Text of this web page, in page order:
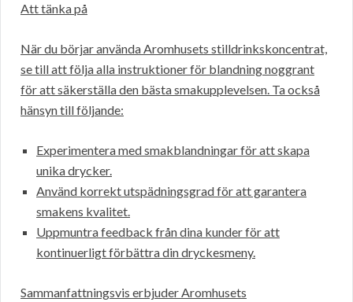
Att tänka på
När du börjar använda Aromhusets stilldrinkskoncentrat,
se till att följa alla instruktioner för blandning noggrant
för att säkerställa den bästa smakupplevelsen. Ta också
hänsyn till följande:
Experimentera med smakblandningar för att skapa
unika drycker.
Använd korrekt utspädningsgrad för att garantera
smakens kvalitet.
Uppmuntra feedback från dina kunder för att
kontinuerligt förbättra din dryckesmeny.
Sammanfattningsvis erbjuder Aromhusets